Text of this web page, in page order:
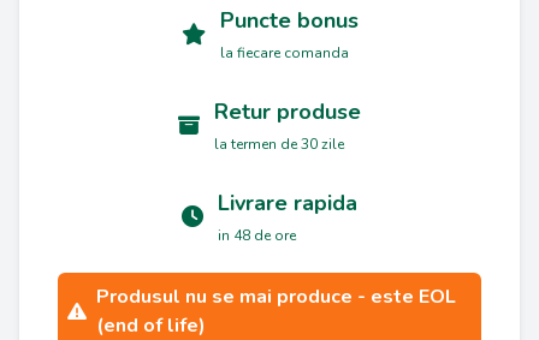
Puncte bonus
la fiecare comanda
Retur produse
la termen de 30 zile
Livrare rapida
in 48 de ore
Produsul nu se mai produce - este EOL
(end of life)